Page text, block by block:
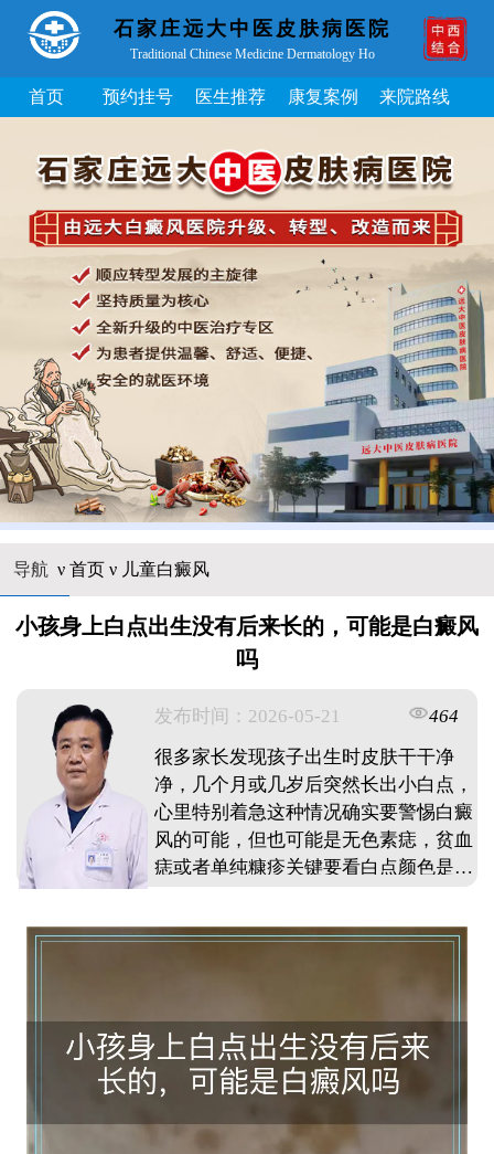
石家庄远大中医皮肤病医院
Traditional Chinese Medicine Dermatology Ho
首页 预约挂号 医生推荐 康复案例 来院路线
导航 ν 首页ν 儿童白癜风
小孩身上白点出生没有后来长的，可能是白癜风
吗
发布时间：2026-05-21
464
很多家长发现孩子出生时皮肤干干净
净，几个月或几岁后突然长出小白点，
心里特别着急这种情况确实要警惕白癜
风的可能，但也可能是无色素痣，贫血
痣或者单纯糠疹关键要看白点颜色是不
没有皮屑如果白点逐渐变大，变多，或
比成人好得多，所以发现异常别拖延，
及时找专业医生看看最保险。 ...